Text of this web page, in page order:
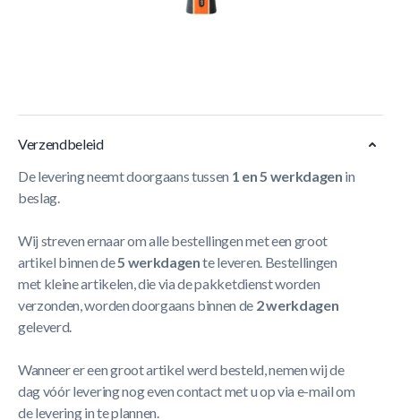
Slaagt de passie toe: stijgt de tijd dat je tafeltennis speelt?
Verzendbeleid
De levering neemt doorgaans tussen 1 en 5 werkdagen in
beslag.
Wij streven ernaar om alle bestellingen met een groot
artikel binnen de5 werkdagente leveren. Bestellingen
met kleine artikelen, die via de pakketdienst worden
verzonden, worden doorgaans binnen de 2 werkdagen
geleverd.
Wanneer er een groot artikel werd besteld, nemen wij de
dag vóór levering nog even contact met u op via e-mail om
de levering in te plannen.